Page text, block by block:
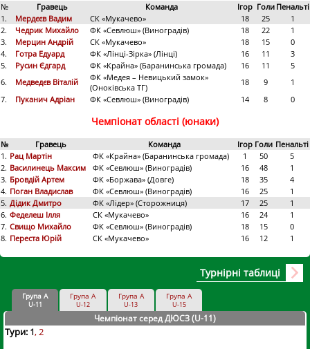
№ Гравець Команда Ігор Голи Пенальті
1.
Мердєєв Вадим СК «Мукачево» 18 25
1
2.
Чедрик Михайло ФК «Севлюш» (Виноградів) 18 22
1
3.
Мерцин Андрій СК «Мукачево» 18 15
0
4.
Готра Едуард ФК «Лінці-Зірка» (Лінці) 16 11
3
5.
Русин Єдгард ФК «Крайна» (Баранинська громада) 16 11
5
6.
Медведєв Віталій
ФК «Медея – Невицький замок»
(Оноківська ТГ)
18 9
1
7.
Пуканич Адріан ФК «Севлюш» (Виноградів) 14 8 0
Чемпіонат області (юнаки)
№ Гравець Команда Ігор Голи Пенальті
1. Рац Мартін ФК «Крайна» (Баранинська громада) 1 50
5
2. Василинець Максим ФК «Севлюш» (Виноградів) 16 48
1
3. Бровдій Артем ФК «Боржава» (Довге) 18 35
4
4. Поган Владислав ФК «Севлюш» (Виноградів) 16 25
1
5. Дідик Дмитро ФК «Лідер» (Сторожниця) 17 25
1
6. Феделеш Ілля СК «Мукачево» 16 24
1
7. Свищо Михайло ФК «Севлюш» (Виноградів) 18 15
0
8. Переста Юрій СК «Мукачево» 16 12 1
Турнірні таблиці
Група А
U-11
Група А
U-12
Група А
U-13
Група А
U-15
Чемпіонат серед ДЮСЗ (U-11)
Тури: 1 2